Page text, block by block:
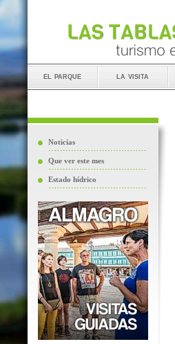
el parque la visita
Noticias
Que ver este mes
Estado hídrico